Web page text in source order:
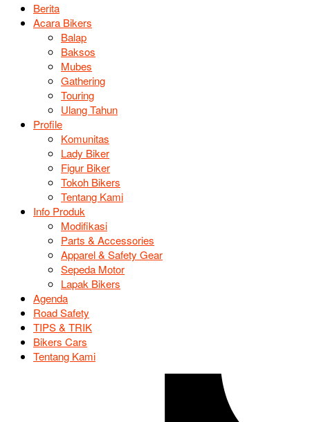
Berita
Acara Bikers
Balap
Baksos
Mubes
Gathering
Touring
Ulang Tahun
Profile
Komunitas
Lady Biker
Figur Biker
Tokoh Bikers
Tentang Kami
Info Produk
Modifikasi
Parts & Accessories
Apparel & Safety Gear
Sepeda Motor
Lapak Bikers
Agenda
Road Safety
TIPS & TRIK
Bikers Cars
Tentang Kami